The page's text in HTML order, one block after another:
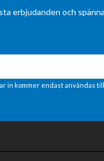
erbjudanden och
in kommer endast användas